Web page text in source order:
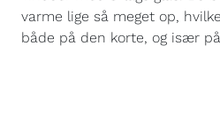
varme lige så meget op,
både på den korte, og især